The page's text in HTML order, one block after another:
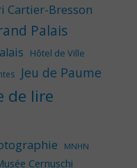
Cartier-Bresson
Palais
Hôtel de Ville
Jeu de Paume
de lire
MNHN
Cernuschi